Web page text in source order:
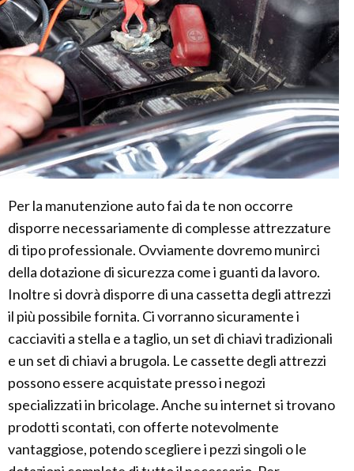
Per la manutenzione auto fai da te non occorre
disporre necessariamente di complesse attrezzature
di tipo professionale. Ovviamente dovremo munirci
della dotazione di sicurezza come i guanti da lavoro.
Inoltre si dovrà disporre di una cassetta degli attrezzi
il più possibile fornita. Ci vorranno sicuramente i
cacciaviti a stella e a taglio, un set di chiavi tradizionali
e un set di chiavi a brugola. Le cassette degli attrezzi
possono essere acquistate presso i negozi
specializzati in bricolage. Anche su internet si trovano
prodotti scontati, con offerte notevolmente
vantaggiose, potendo scegliere i pezzi singoli o le